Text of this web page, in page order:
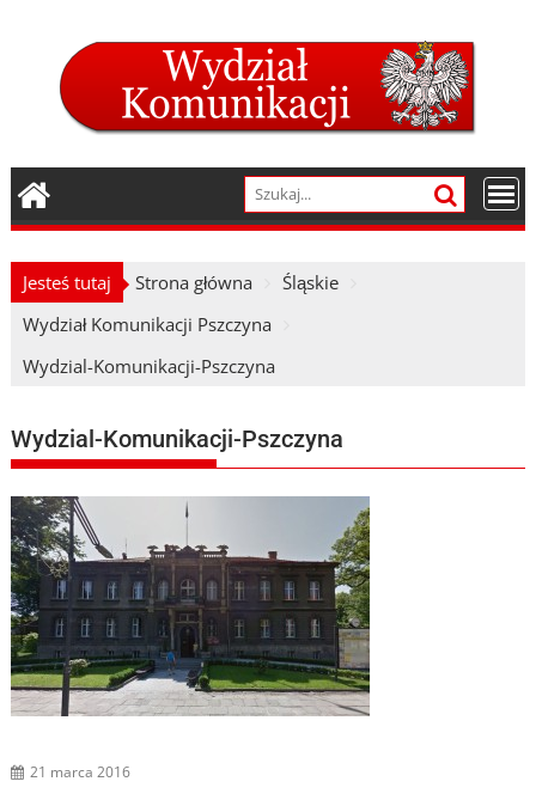
Jesteś tutaj Strona główna
Śląskie
Wydział Komunikacji Pszczyna
Wydzial-Komunikacji-Pszczyna
Wydzial-Komunikacji-Pszczyna
21 marca 2016